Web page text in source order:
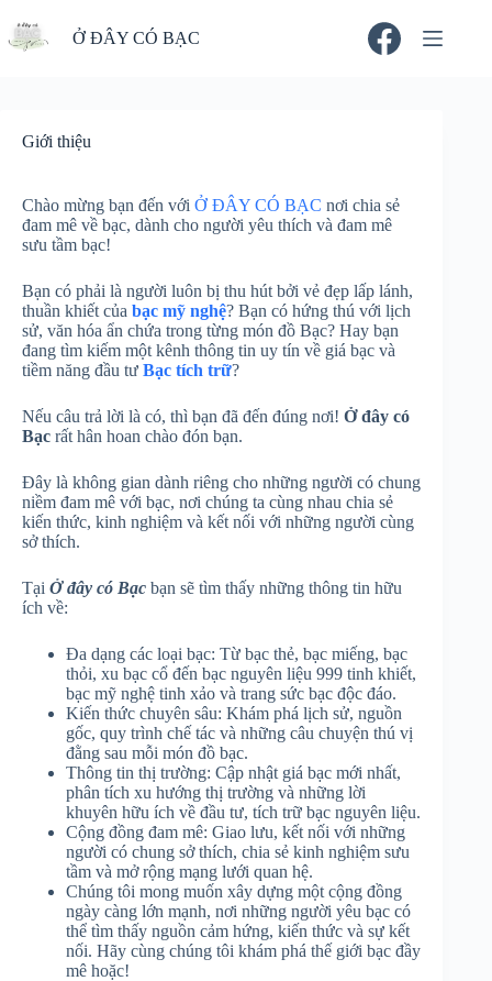
đến
phần
Ở ĐÂY CÓ BẠC
Giới thiệu
Chào mừng bạn đến với Ở ĐÂY CÓ BẠC nơi chia sẻ
đam mê về bạc, dành cho người yêu thích và đam mê
sưu tầm bạc!
Bạn có phải là người luôn bị thu hút bởi vẻ đẹp lấp lánh,
thuần khiết của bạc mỹ nghệ? Bạn có hứng thú với lịch
sử, văn hóa ẩn chứa trong từng món đồ Bạc? Hay bạn
đang tìm kiếm một kênh thông tin uy tín về giá bạc và
tiềm năng đầu tư Bạc tích trữ?
Nếu câu trả lời là có, thì bạn đã đến đúng nơi! Ở đây có
Bạc rất hân hoan chào đón bạn.
Đây là không gian dành riêng cho những người có chung
niềm đam mê với bạc, nơi chúng ta cùng nhau chia sẻ
kiến thức, kinh nghiệm và kết nối với những người cùng
sở thích.
Tại Ở đây có Bạc bạn sẽ tìm thấy những thông tin hữu
ích về:
Đa dạng các loại bạc: Từ bạc thẻ, bạc miếng, bạc
thỏi, xu bạc cổ đến bạc nguyên liệu 999 tinh khiết,
bạc mỹ nghệ tinh xảo và trang sức bạc độc đáo.
Kiến thức chuyên sâu: Khám phá lịch sử, nguồn
gốc, quy trình chế tác và những câu chuyện thú vị
đằng sau mỗi món đồ bạc.
Thông tin thị trường: Cập nhật giá bạc mới nhất,
phân tích xu hướng thị trường và những lời
khuyên hữu ích về đầu tư, tích trữ bạc nguyên liệu.
Cộng đồng đam mê: Giao lưu, kết nối với những
người có chung sở thích, chia sẻ kinh nghiệm sưu
tầm và mở rộng mạng lưới quan hệ.
Chúng tôi mong muốn xây dựng một cộng đồng
ngày càng lớn mạnh, nơi những người yêu bạc có
thể tìm thấy nguồn cảm hứng, kiến thức và sự kết
nối. Hãy cùng chúng tôi khám phá thế giới bạc đầy
mê hoặc!